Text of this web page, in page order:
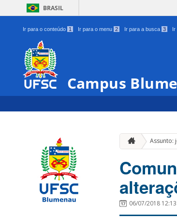
BRASIL
Ir para o conteúdo 1 Ir para o menu 2 Ir para a busca 3 Ir
Campus
Assunto:
06/07/2018 12:13